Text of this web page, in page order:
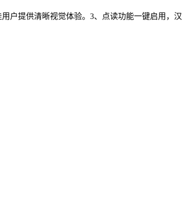
户提供清晰视觉体验。3、点读功能一键启用，汉